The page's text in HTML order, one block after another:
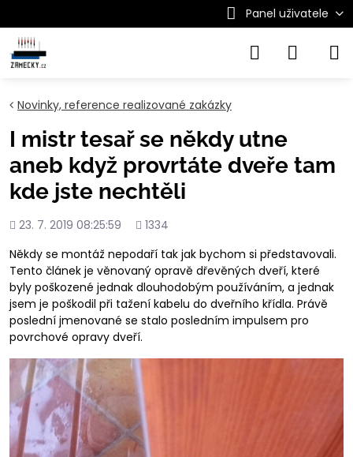
Panel uživatele
Novinky, reference realizované zakázky
I mistr tesař se někdy utne
aneb když provrtáte dveře tam
kde jste nechtěli
Přidáno
23. 7. 2019 08:25:59
Počet
1334
Někdy se montáž nepodaří tak jak bychom si představovali.
Tento článek je věnovaný opravě dřevěných dveří, které
byly poškozené jednak dlouhodobým používáním, a jednak
jsem je poškodil při tažení kabelu do dveřního křídla. Právě
poslední jmenované se stalo posledním impulsem pro
povrchové opravy dveří.